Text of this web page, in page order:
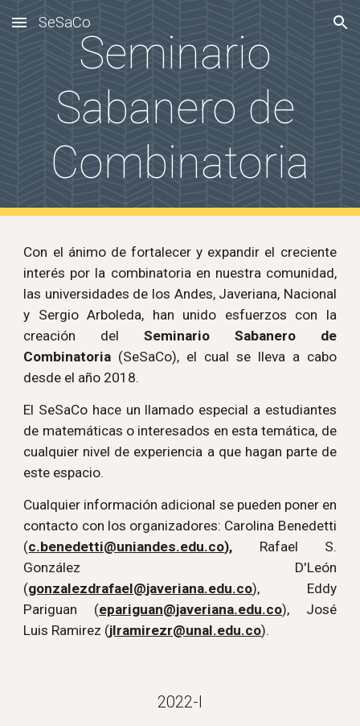
Skip to main content Skip to navigation
SeSaCo
Seminario
Sabanero de
Combinatoria
Con el ánimo de fortalecer y expandir el creciente
interés por la combinatoria en nuestra comunidad,
las universidades de los Andes, Javeriana, Nacional
y Sergio Arboleda, han unido esfuerzos con la
creación del Seminario Sabanero de
Combinatoria (SeSaCo), el cual se lleva a cabo
desde el año 2018.
El SeSaCo hace un llamado especial a estudiantes
de matemáticas o interesados en esta temática, de
cualquier nivel de experiencia a que hagan parte de
este espacio.
Cualquier información adicional se pueden poner en
contacto con los organizadores: Carolina Benedetti
(c.benedetti@uniandes.edu.co), Rafael S.
González D'León
(gonzalezdrafael@javeriana.edu.co), Eddy
Pariguan (epariguan@javeriana.edu.co), José
Luis Ramirez (jlramirezr@unal.edu.co).
2022-I